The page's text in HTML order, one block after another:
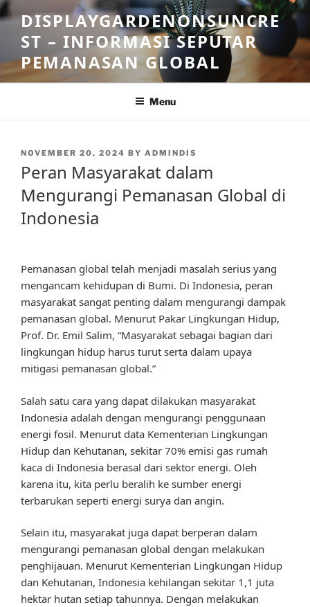
Skip
to
content
DISPLAYGARDENONSUNCRE
ST – INFORMASI SEPUTAR
PEMANASAN GLOBAL
Menu
POSTED
NOVEMBER 20, 2024 BY ADMINDIS
Peran Masyarakat dalam
Mengurangi Pemanasan Global di
Indonesia
Pemanasan global telah menjadi masalah serius yang
mengancam kehidupan di Bumi. Di Indonesia, peran
masyarakat sangat penting dalam mengurangi dampak
pemanasan global. Menurut Pakar Lingkungan Hidup,
Prof. Dr. Emil Salim, “Masyarakat sebagai bagian dari
lingkungan hidup harus turut serta dalam upaya
mitigasi pemanasan global.”
Salah satu cara yang dapat dilakukan masyarakat
Indonesia adalah dengan mengurangi penggunaan
energi fosil. Menurut data Kementerian Lingkungan
Hidup dan Kehutanan, sekitar 70% emisi gas rumah
kaca di Indonesia berasal dari sektor energi. Oleh
karena itu, kita perlu beralih ke sumber energi
terbarukan seperti energi surya dan angin.
Selain itu, masyarakat juga dapat berperan dalam
mengurangi pemanasan global dengan melakukan
penghijauan. Menurut Kementerian Lingkungan Hidup
dan Kehutanan, Indonesia kehilangan sekitar 1,1 juta
hektar hutan setiap tahunnya. Dengan melakukan